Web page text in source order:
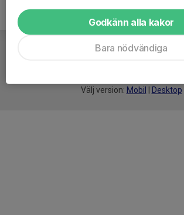
Välj version: Mobil Desktop
Godkänn alla kakor
Bara nödvändiga